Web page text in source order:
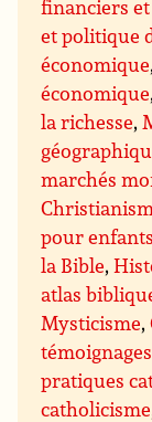
financiers
et politique
économique
économique,
la richesse,
marchés
pour enfants
la Bible,
atlas
Mysticisme,
pratiques
catholicisme